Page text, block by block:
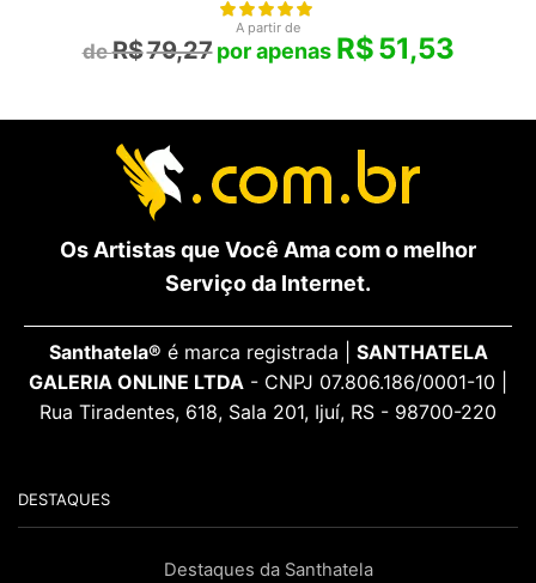
A partir de
R$79,27 R$51,53
Os Artistas que Você Ama com o melhor
Serviço da Internet.
Santhatela® é marca registrada | SANTHATELA
GALERIA ONLINE LTDA - CNPJ 07.806.186/0001-10 |
Rua Tiradentes, 618, Sala 201, Ijuí, RS - 98700-220
DESTAQUES
Destaques da Santhatela